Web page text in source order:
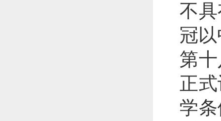
不
冠
第
正
学